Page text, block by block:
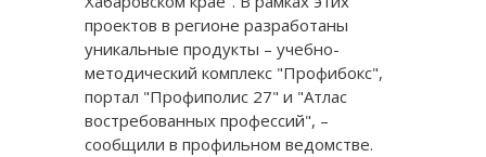
проектов в регионе разработаны
уникальные продукты – учебно-
методический комплекс "Профибокс",
портал "Профиполис 27" и "Атлас
востребованных профессий", –
сообщили в профильном ведомстве.